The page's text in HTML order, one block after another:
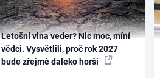
Letošní vlna veder? Nic moc, míní
vědci. Vysvětlili, proč rok 2027
bude zřejmě daleko horší